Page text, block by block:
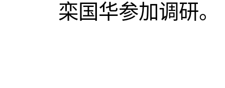
栾国华参加调研。